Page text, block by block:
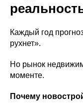
Каждый год
рухнет».
Но рынок
моменте.
Почему